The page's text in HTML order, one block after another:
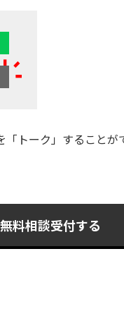
トーク」することが
料相談受付する